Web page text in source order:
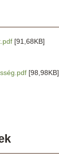
[91,68KB]
[98,98KB]